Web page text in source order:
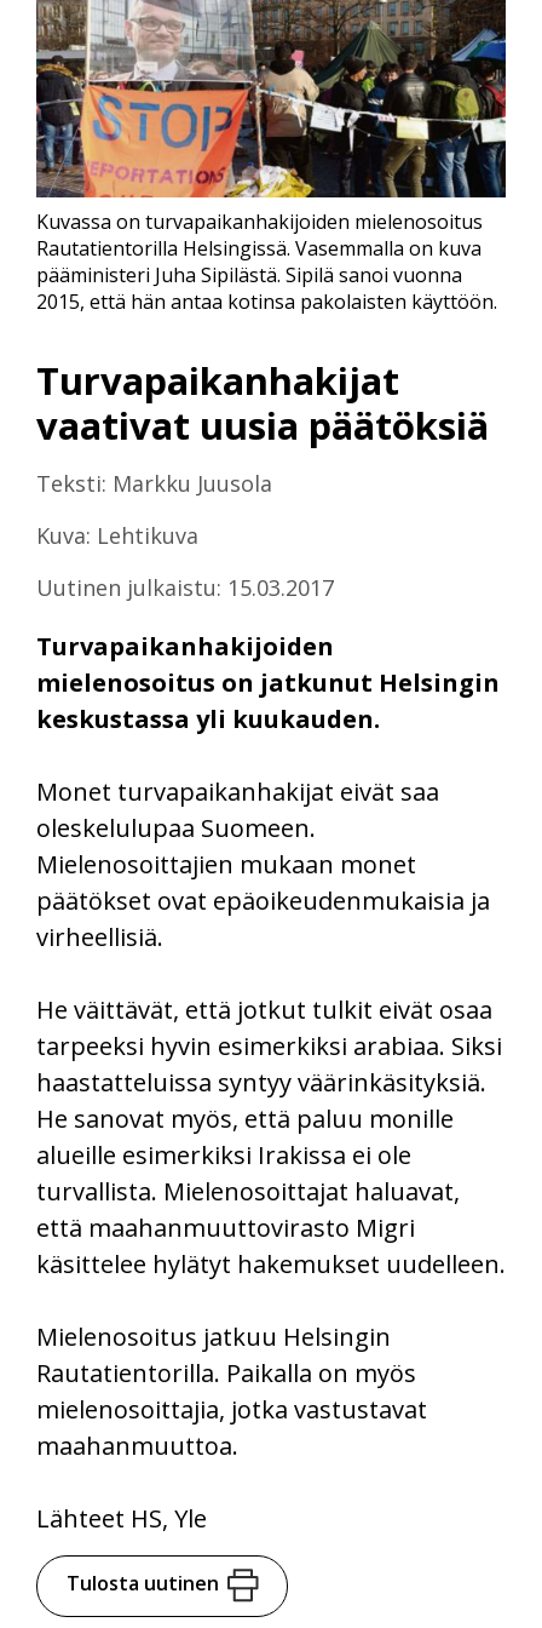
Turvapaikanhakijat
vaativat uusia päätöksiä
Teksti: Markku Juusola
Kuva: Lehtikuva
Uutinen julkaistu: 15.03.2017
Turvapaikanhakijoiden
mielenosoitus on jatkunut Helsingin
keskustassa yli kuukauden.
Kuvassa on turvapaikanhakijoiden mielenosoitus
Rautatientorilla Helsingissä. Vasemmalla on kuva
pääministeri Juha Sipilästä. Sipilä sanoi vuonna
2015, että hän antaa kotinsa pakolaisten käyttöön.
Monet turvapaikanhakijat eivät saa
oleskelulupaa Suomeen.
Mielenosoittajien mukaan monet
päätökset ovat epäoikeudenmukaisia ja
virheellisiä.
He väittävät, että jotkut tulkit eivät osaa
tarpeeksi hyvin esimerkiksi arabiaa. Siksi
haastatteluissa syntyy väärinkäsityksiä.
He sanovat myös, että paluu monille
alueille esimerkiksi Irakissa ei ole
turvallista. Mielenosoittajat haluavat,
että maahanmuuttovirasto Migri
käsittelee hylätyt hakemukset uudelleen.
Mielenosoitus jatkuu Helsingin
Rautatientorilla. Paikalla on myös
mielenosoittajia, jotka vastustavat
maahanmuuttoa.
Lähteet HS, Yle
Tulosta uutinen